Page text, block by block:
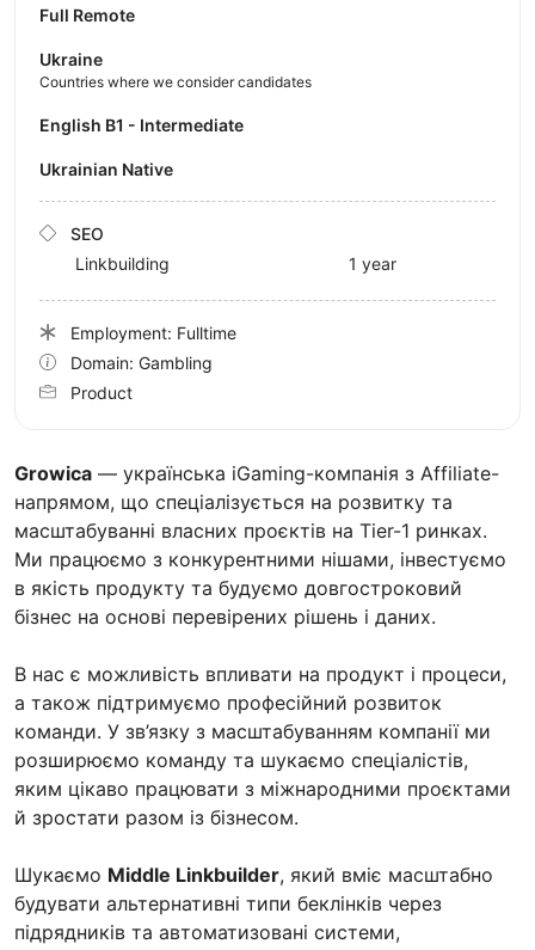
Growica — українська iGaming-компанія з Affiliate-
напрямом, що спеціалізується на розвитку та
масштабуванні власних проєктів на Tier-1 ринках.
Ми працюємо з конкурентними нішами, інвестуємо
в якість продукту та будуємо довгостроковий
бізнес на основі перевірених рішень і даних.
В нас є можливість впливати на продукт і процеси,
а також підтримуємо професійний розвиток
команди. У зв’язку з масштабуванням компанії ми
розширюємо команду та шукаємо спеціалістів,
яким цікаво працювати з міжнародними проєктами
й зростати разом із бізнесом.
Шукаємо Middle Linkbuilder, який вміє масштабно
будувати альтернативні типи беклінків через
підрядників та автоматизовані системи,
Full Remote
Ukraine
Countries where we consider candidates
English B1 - Intermediate
Ukrainian Native
SEO
Linkbuilding
1 year
Employment: Fulltime
Domain: Gambling
Product